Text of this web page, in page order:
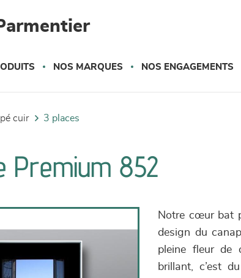
NOS MARQUES NOS ENGAGEMENTS
cuir 3 places
Premium 852
Notre cœur bat
design du
pleine fleur de
brillant, c’est